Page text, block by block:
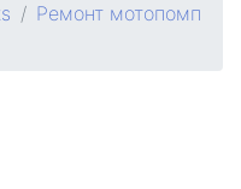
Ремонт мотопомп